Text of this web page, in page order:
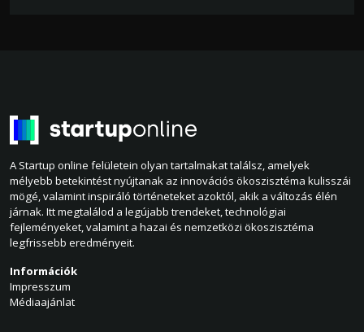
A Startup online felületein olyan tartalmakat találsz, amelyek
mélyebb betekintést nyújtanak az innovációs ökoszisztéma kulisszái
mögé, valamint inspiráló történeteket azoktól, akik a változás élén
járnak. Itt megtalálod a legújabb trendeket, technológiai
fejleményeket, valamint a hazai és nemzetközi ökoszisztéma
legfrissebb eredményeit.
Információk
Impresszum
Médiaajánlat